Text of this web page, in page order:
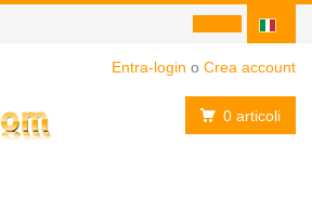
Entra-login o Crea account
0 articoli